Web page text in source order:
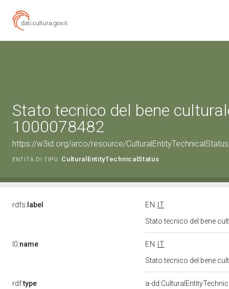
Stato tecnico del bene
1000078482
https://w3id.org/arco/resource/
ENTITÀ DI TIPO: CulturalEntityTechnicalStatus
rdfs: label EN
IT
Stato tecnico del bene
l0:name EN
IT
Stato tecnico del bene
rdf:type
a-